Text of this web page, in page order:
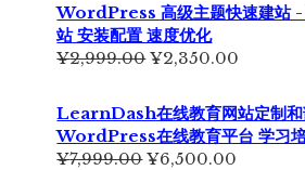
WordPress 高级主题快速建站 -
站 安装配置 速度优化
¥2,999.00原
为：
¥2,999.00。
¥2,350.00
价
格
为：
LearnDash在线教育网站定制和
WordPress在线教育平台 学习
¥7,999.00原
¥6,500.00